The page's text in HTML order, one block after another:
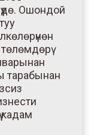
Ошондой
тарабынан
кадам